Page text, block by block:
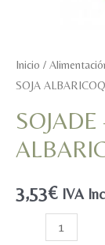
Inicio /
SOJA
3,53€ IVA